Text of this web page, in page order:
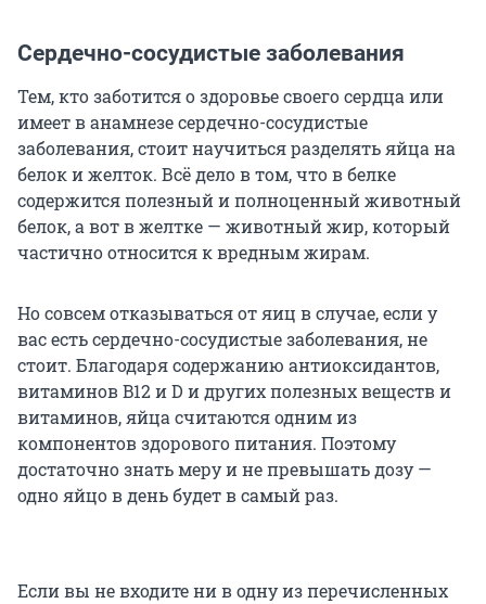
Сердечно-сосудистые заболевания
Тем, кто заботится о здоровье своего сердца или
имеет в анамнезе сердечно-сосудистые
заболевания, стоит научиться разделять яйца на
белок и желток. Всё дело в том, что в белке
содержится полезный и полноценный животный
белок, а вот в желтке — животный жир, который
частично относится к вредным жирам.
Но совсем отказываться от яиц в случае, если у
вас есть сердечно-сосудистые заболевания, не
стоит. Благодаря содержанию антиоксидантов,
витаминов B12 и D и других полезных веществ и
витаминов, яйца считаются одним из
компонентов здорового питания. Поэтому
достаточно знать меру и не превышать дозу —
одно яйцо в день будет в самый раз.
Если вы не входите ни в одну из перечисленных